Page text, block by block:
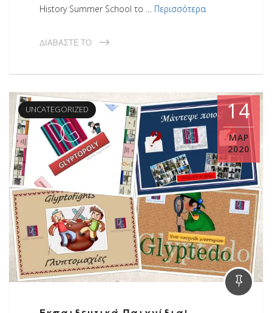
History Summer School το … Περισσότερα
ΔΙΑΒΆΣΤΕ ΤΟ
UNCATEGORIZED 14
ΜΑΡ
2020